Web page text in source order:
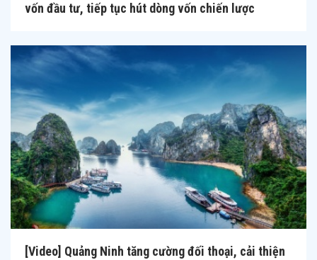
vốn đầu tư, tiếp tục hút dòng vốn chiến lược
[Video] Quảng Ninh tăng cường đối thoại, cải thiện